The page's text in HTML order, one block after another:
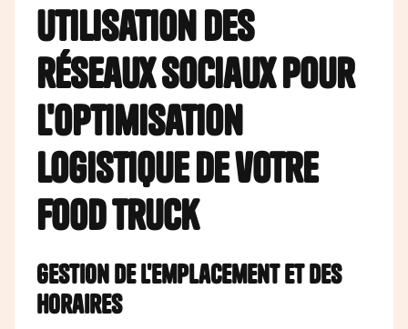
Utilisation des
réseaux sociaux pour
l'optimisation
logistique de votre
food truck
Gestion de l'emplacement et des
horaires